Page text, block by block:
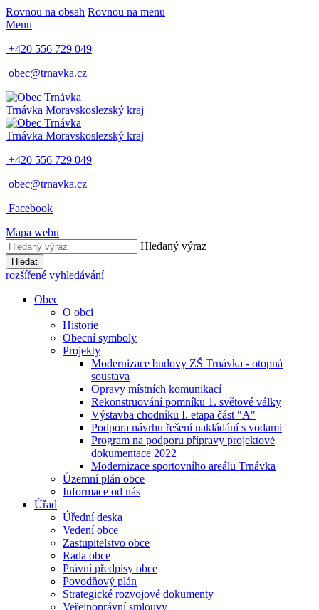
Rovnou na obsah Rovnou na menu
Menu
+420 556 729 049
obec@trnavka.cz
Trnávka Moravskoslezský kraj
Trnávka Moravskoslezský kraj
+420 556 729 049
obec@trnavka.cz
Facebook
Mapa webu
Hledaný výraz
Hledat
rozšířené vyhledávání
Obec
O obci
Historie
Obecní symboly
Projekty
Modernizace budovy ZŠ Trnávka - otopná
soustava
Opravy místních komunikací
Rekonstruování pomníku 1. světové války
Výstavba chodníku I. etapa část "A"
Podpora návrhu řešení nakládání s vodami
Program na podporu přípravy projektové
dokumentace 2022
Modernizace sportovního areálu Trnávka
Územní plán obce
Informace od nás
Úřad
Úřední deska
Vedení obce
Zastupitelstvo obce
Rada obce
Právní předpisy obce
Povodňový plán
Strategické rozvojové dokumenty
Veřejnoprávní smlouvy